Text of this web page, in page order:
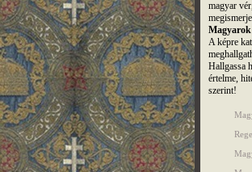
magyar
megismerje
A képre
Hallgassa
értelme,
szerint!